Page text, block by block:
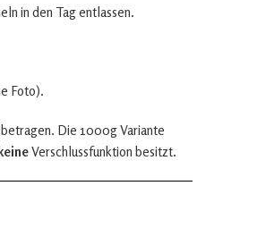
in den Tag entlassen.
Foto).
betragen. Die 1000g Variante
Verschlussfunktion besitzt.